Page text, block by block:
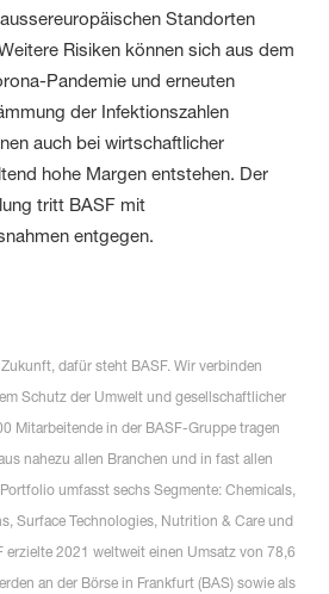
Standorten
Risiken können sich aus dem
Pandemie und erneuten
der Infektionszahlen
auch bei wirtschaftlicher
hohe Margen entstehen. Der
tritt BASF mit
entgegen.
dafür steht BASF. Wir verbinden
Schutz der Umwelt und gesellschaftlicher
Mitarbeitende in der BASF-Gruppe tragen
nahezu allen Branchen und in fast allen
umfasst sechs Segmente: Chemicals,
Surface Technologies, Nutrition & Care und
2021 weltweit einen Umsatz von 78,6
an der Börse in Frankfurt (BAS) sowie als